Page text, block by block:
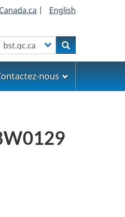
Canada.ca | English
Customize your searchRechercher
nous